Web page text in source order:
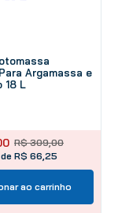
Argamassa e
18 L
R$ 309,00
R$ 66,25
ao carrinho